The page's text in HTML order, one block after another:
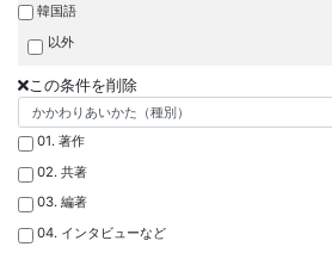
韓国語
以外
この条件を削除
01. 著作
02. 共著
03. 編著
04. インタビューなど